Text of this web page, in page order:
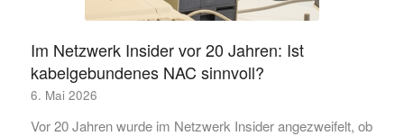
Im Netzwerk Insider vor 20 Jahren: Ist
kabelgebundenes NAC sinnvoll?
6. Mai 2026
Vor 20 Jahren wurde im Netzwerk Insider angezweifelt, ob